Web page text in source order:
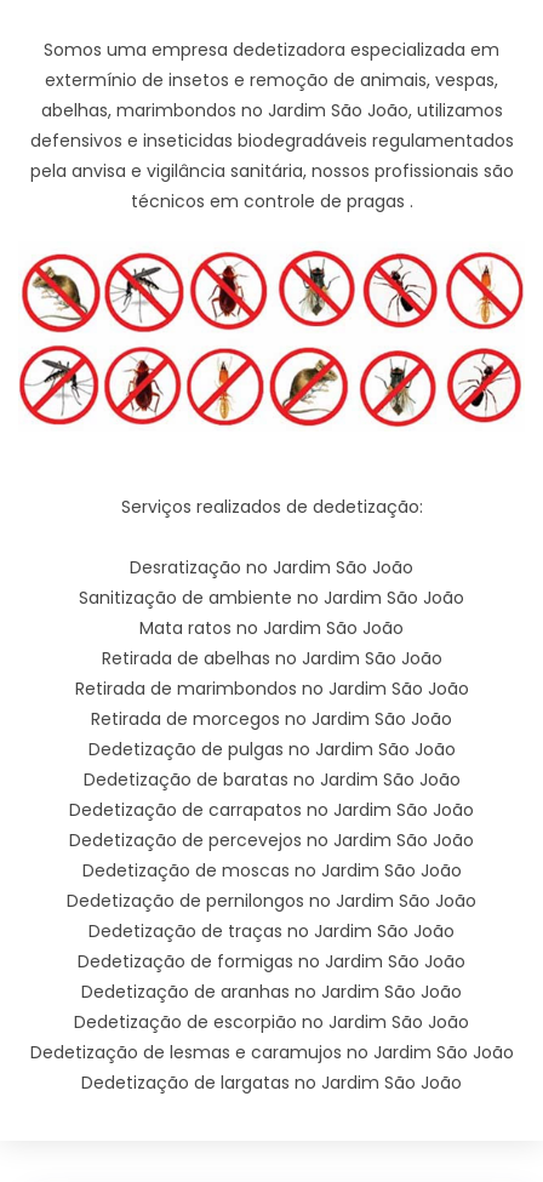
Somos uma empresa dedetizadora especializada em
extermínio de insetos e remoção de animais, vespas,
abelhas, marimbondos no Jardim São João, utilizamos
defensivos e inseticidas biodegradáveis regulamentados
pela anvisa e vigilância sanitária, nossos profissionais são
técnicos em controle de pragas .
Serviços realizados de dedetização:
Desratização no Jardim São João
Sanitização de ambiente no Jardim São João
Mata ratos no Jardim São João
Retirada de abelhas no Jardim São João
Retirada de marimbondos no Jardim São João
Retirada de morcegos no Jardim São João
Dedetização de pulgas no Jardim São João
Dedetização de baratas no Jardim São João
Dedetização de carrapatos no Jardim São João
Dedetização de percevejos no Jardim São João
Dedetização de moscas no Jardim São João
Dedetização de pernilongos no Jardim São João
Dedetização de traças no Jardim São João
Dedetização de formigas no Jardim São João
Dedetização de aranhas no Jardim São João
Dedetização de escorpião no Jardim São João
Dedetização de lesmas e caramujos no Jardim São João
Dedetização de largatas no Jardim São João